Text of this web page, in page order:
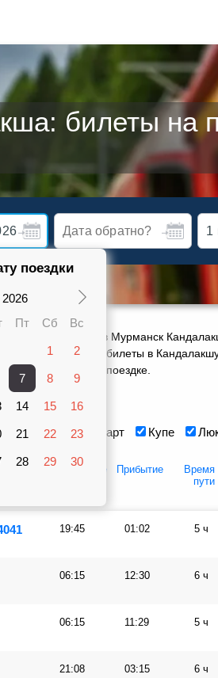
билеты на
поездки
2026
Пт Сб Вс
1 2
7 8 9
14 15 16
21 22 23
28 29 30
движения поездов Мурманск
заказать ж/д билеты в
отзыв о своей поездке.
Сидячий Плацкарт Купе
Отправление Прибытие
Время
пути
19:45 01:02 5 ч
06:15 12:30 6 ч
06:15 11:29 5 ч
21:08 03:15 6 ч